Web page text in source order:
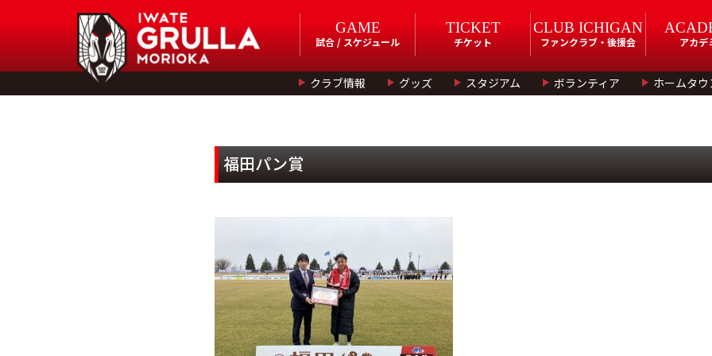
GAME
試合 / スケジュール
TICKET
チケット
CLUB ICHIGAN
ファンクラブ・後援会 アカデ
クラブ情報 グッズ スタジアム ボランティア ホームタウ
福田パン賞